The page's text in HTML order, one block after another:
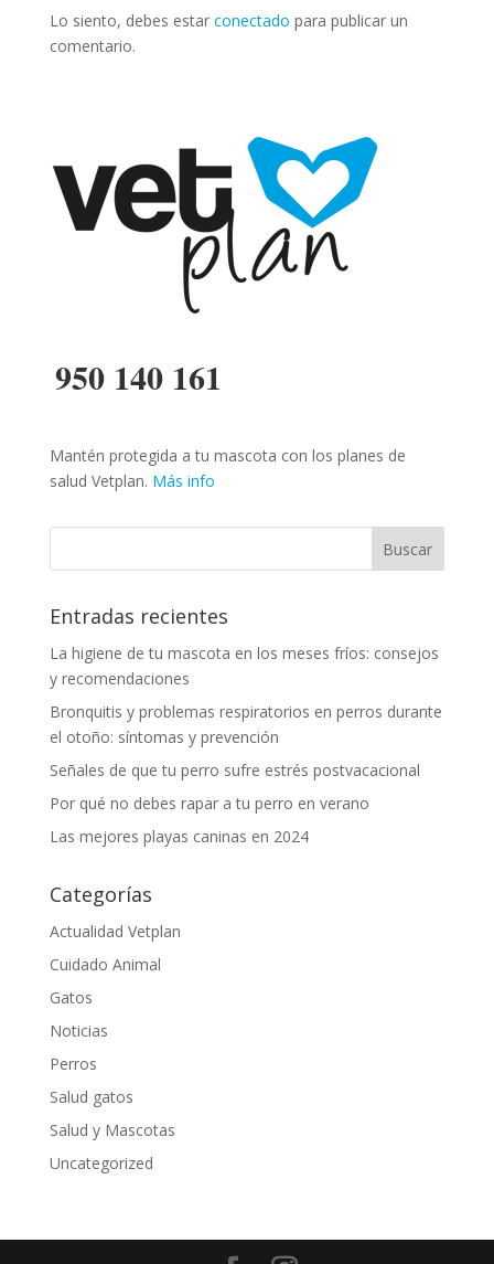
Lo siento, debes estar conectado para publicar un
comentario.
950 140 161
Mantén protegida a tu mascota con los planes de
salud Vetplan. Más info
Entradas recientes
La higiene de tu mascota en los meses fríos: consejos
y recomendaciones
Bronquitis y problemas respiratorios en perros durante
el otoño: síntomas y prevención
Señales de que tu perro sufre estrés postvacacional
Por qué no debes rapar a tu perro en verano
Las mejores playas caninas en 2024
Categorías
Actualidad Vetplan
Cuidado Animal
Gatos
Noticias
Perros
Salud gatos
Salud y Mascotas
Uncategorized